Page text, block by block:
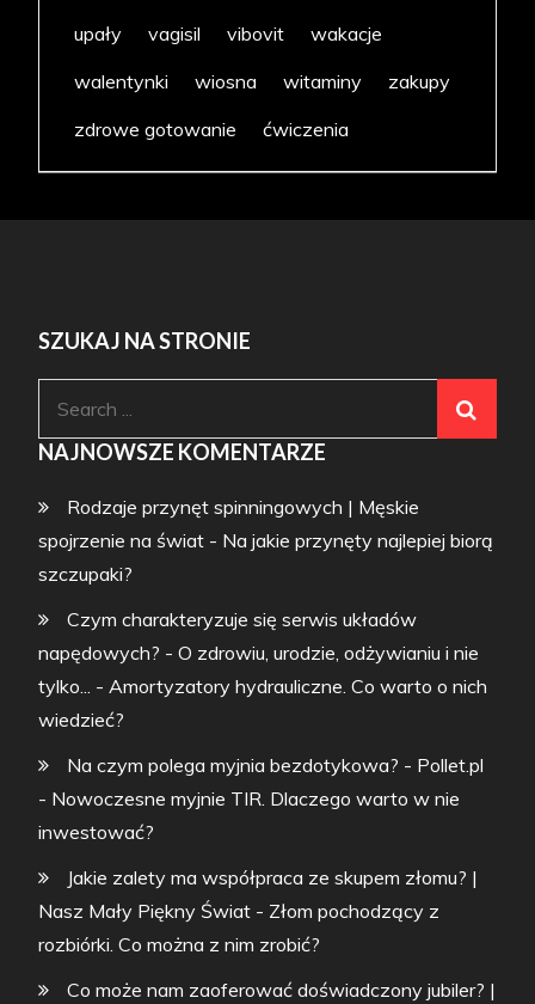
upały
vagisil vibovit
wakacje
walentynki
wiosna witaminy
zakupy
zdrowe gotowanie
ćwiczenia
SZUKAJ NA STRONIE
NAJNOWSZE KOMENTARZE
Rodzaje przynęt spinningowych | Męskie
spojrzenie na świat - Na jakie przynęty najlepiej biorą
szczupaki?
Czym charakteryzuje się serwis układów
napędowych? - O zdrowiu, urodzie, odżywianiu i nie
tylko... -Amortyzatory hydrauliczne. Co warto o nich
wiedzieć?
Na czym polega myjnia bezdotykowa? - Pollet.pl
- Nowoczesne myjnie TIR. Dlaczego warto w nie
inwestować?
Jakie zalety ma współpraca ze skupem złomu? |
Nasz Mały Piękny Świat - Złom pochodzący z
rozbiórki. Co można z nim zrobić?
Co może nam zaoferować doświadczony jubiler? |